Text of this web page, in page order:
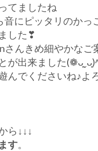
てましたね
にピッタリのかっ
した❣
さんきめ細やかな
が出来ました(❁ᴗ͈ˬᴗ͈)
んでくださいね♪よ
ら↓↓↓
す。